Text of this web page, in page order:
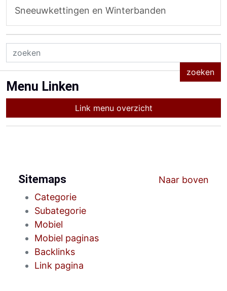
Sneeuwkettingen en Winterbanden
Menu Linken
Link menu overzicht
Naar boven
Sitemaps
Categorie
Subategorie
Mobiel
Mobiel paginas
Backlinks
Link pagina